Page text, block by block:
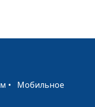
Полина
• Мобильное